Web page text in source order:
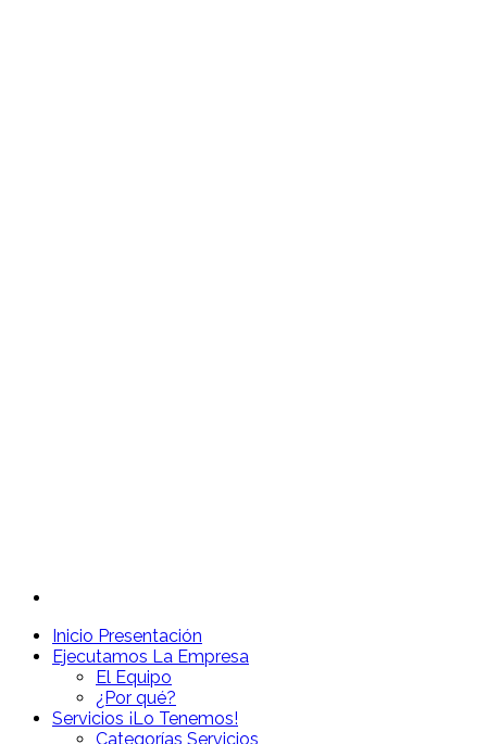
Inicio Presentación
Ejecutamos La Empresa
El Equipo
¿Por qué?
Servicios ¡Lo Tenemos!
Categorías Servicios